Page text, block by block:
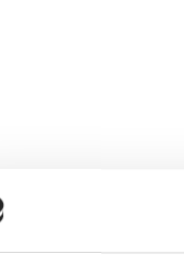
receptet: